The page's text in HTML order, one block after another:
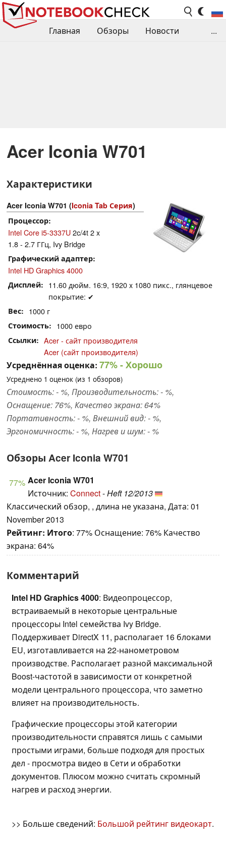
Главная Обзоры
Новости
...
Acer Iconia W701
Характеристики
Acer Iconia W701 (Iconia Tab Серия)
Процессор
Intel Core i5-3337U2c/4t 2 x
1.8 - 2.7 ГГц, Ivy Bridge
Графический адаптер
Intel HD Graphics 4000
Дисплей
11.60 дюйм. 16:9, 1920 x 1080 пикс., глянцевое
покрытие: ✔
Вес 1000 г
Стоимость 1000 евро
Ссылки
Acer - сайт производителя
Acer (сайт производителя)
Усреднённая оценка: 77%- Хорошо
Усреднено 1 оценок (из 1 обзоров)
Стоимость: - %, Производительность: - %,
Оснащение: 76%, Качество экрана: 64%
Портативность: - %, Внешний вид: - %,
Эргономичность: - %, Нагрев и шум: - %
Обзоры Acer Iconia W701
77% Acer Iconia W701
Источник: Connect-Heft 12/2013
Классический обзор, , длина не указана, Дата: 01
November 2013
Рейтинг: Итого: 77% Оснащение: 76% Качество
экрана: 64%
Комментарий
Intel HD Graphics 4000: Видеопроцессор,
встраиваемый в некоторые центральные
процессоры Intel семейства Ivy Bridge.
Поддерживает DirectX 11, располагает 16 блоками
EU, изготавливается на 22-нанометровом
производстве. Располагает разной максимальной
Boost-частотой в зависимости от конкретной
модели центрального процессора, что заметно
влияет на производительность.
Графические процессоры этой категории
производительности справятся лишь с самыми
простыми играми, больше подходя для простых
дел - просмотра видео в Сети и обработки
документов. Плюсом можно считать скромный
нагрев и расход энергии.
>> Больше сведений: Большой рейтинг видеокарт.